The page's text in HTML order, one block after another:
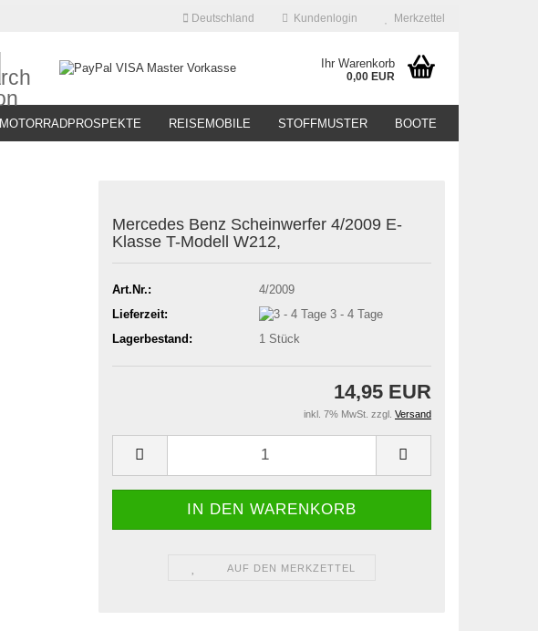
Deutschland Kundenlogin Merkzettel
Ihr Warenkorb
0,00 EUR
MOTORRADPROSPEKTE REISEMOBILE STOFFMUSTER BOOTE
Mercedes Benz Scheinwerfer 4/2009 E-
Klasse T-Modell W212,
Art.Nr.:
4/2009
Lieferzeit:
3 - 4 Tage
Lagerbestand:
1 Stück
14,95 EUR
inkl. 7% MwSt. zzgl. Versand
AUF DEN MERKZETTEL